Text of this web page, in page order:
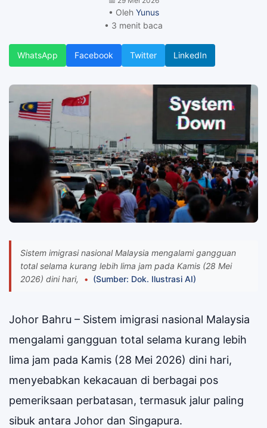
• Oleh Yunus
• 3 menit baca
WhatsApp Facebook Twitter LinkedIn
Sistem imigrasi nasional Malaysia mengalami gangguan
total selama kurang lebih lima jam pada Kamis (28 Mei
2026) dini hari,
(Sumber: Dok. Ilustrasi AI)
Johor Bahru – Sistem imigrasi nasional Malaysia
mengalami gangguan total selama kurang lebih
lima jam pada Kamis (28 Mei 2026) dini hari,
menyebabkan kekacauan di berbagai pos
pemeriksaan perbatasan, termasuk jalur paling
sibuk antara Johor dan Singapura.